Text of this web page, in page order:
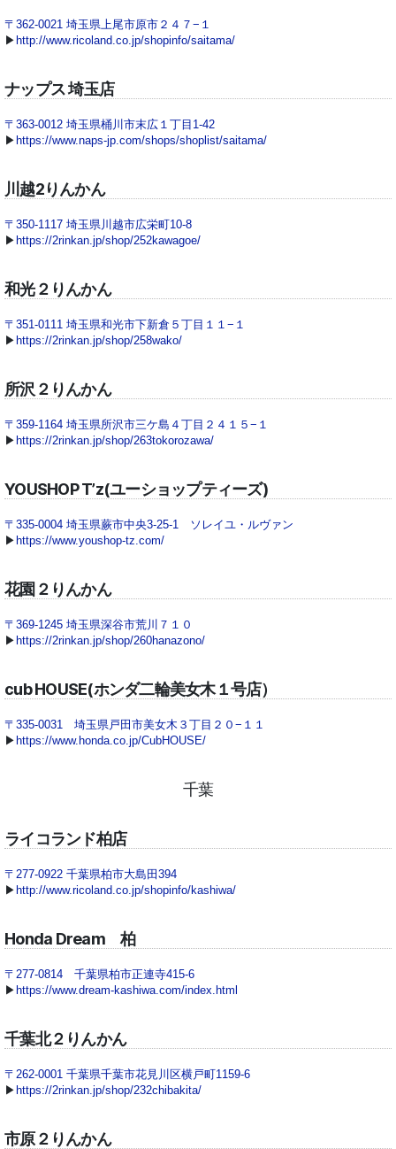
〒362-0021 埼玉県上尾市原市２４７−１
▶ http://www.ricoland.co.jp/shopinfo/saitama/
ナップス 埼玉店
〒363-0012 埼玉県桶川市末広１丁目1-42
▶ https://www.naps-jp.com/shops/shoplist/saitama/
川越2りんかん
〒350-1117 埼玉県川越市広栄町10-8
▶ https://2rinkan.jp/shop/252kawagoe/
和光２りんかん
〒351-0111 埼玉県和光市下新倉５丁目１１−１
▶ https://2rinkan.jp/shop/258wako/
所沢２りんかん
〒359-1164 埼玉県所沢市三ケ島４丁目２４１５−１
▶ https://2rinkan.jp/shop/263tokorozawa/
YOUSHOP T’z(ユーショップティーズ)
〒335-0004 埼玉県蕨市中央3-25-1 ソレイユ・ルヴァン
▶ https://www.youshop-tz.com/
花園２りんかん
〒369-1245 埼玉県深谷市荒川７１０
▶ https://2rinkan.jp/shop/260hanazono/
cub HOUSE(ホンダ二輪美女木１号店）
〒335-0031 埼玉県戸田市美女木３丁目２０−１１
▶ https://www.honda.co.jp/CubHOUSE/
千葉
ライコランド柏店
〒277-0922 千葉県柏市大島田394
▶ http://www.ricoland.co.jp/shopinfo/kashiwa/
Honda Dream 柏
〒277-0814 千葉県柏市正連寺415-6
▶ https://www.dream-kashiwa.com/index.html
千葉北２りんかん
〒262-0001 千葉県千葉市花見川区横戸町1159-6
▶ https://2rinkan.jp/shop/232chibakita/
市原２りんかん